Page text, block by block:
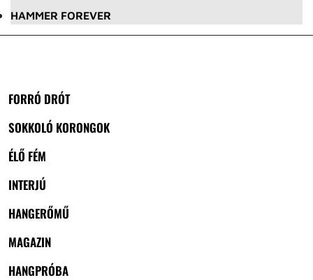
HAMMER FOREVER
FORRÓ DRÓT
SOKKOLÓ KORONGOK
ÉLŐ FÉM
INTERJÚ
HANGERŐMŰ
MAGAZIN
HANGPRÓBA